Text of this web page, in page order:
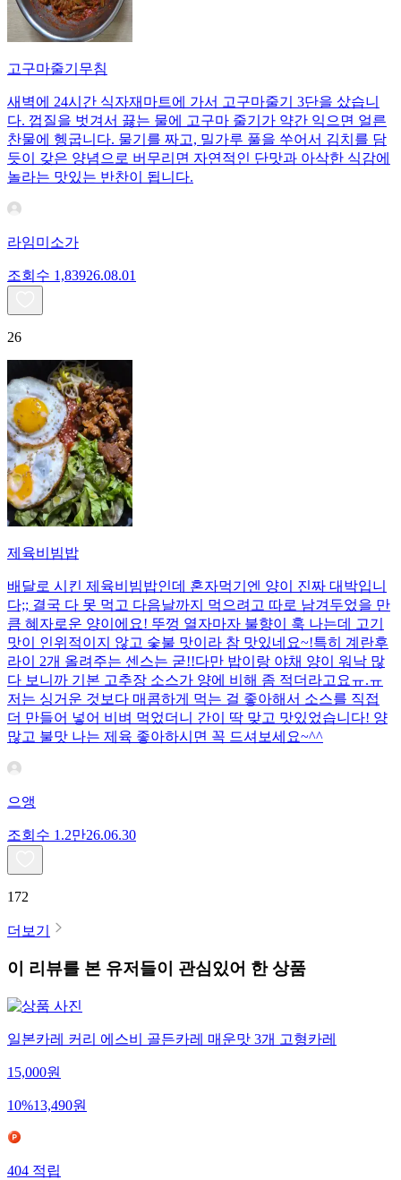
고구마줄기무침
새벽에 24시간 식자재마트에 가서 고구마줄기 3단을 샀습니
다. 껍질을 벗겨서 끓는 물에 고구마 줄기가 약간 익으면 얼른
찬물에 헹굽니다. 물기를 짜고, 밀가루 풀을 쑤어서 김치를 담
듯이 갖은 양념으로 버무리면 자연적인 단맛과 아삭한 식감에
놀라는 맛있는 반찬이 됩니다.
라임미소가
조회수 1,83926.08.01
26
제육비빔밥
배달로 시킨 제육비빔밥인데 혼자먹기엔 양이 진짜 대박입니
다;; 결국 다 못 먹고 다음날까지 먹으려고 따로 남겨두었을 만
큼 혜자로운 양이에요! 뚜껑 열자마자 불향이 훅 나는데 고기
맛이 인위적이지 않고 숯불 맛이라 참 맛있네요~!특히 계란후
라이 2개 올려주는 센스는 굳!! ​다만 밥이랑 야채 양이 워낙 많
다 보니까 기본 고추장 소스가 양에 비해 좀 적더라고요ㅠ.ㅠ
저는 싱거운 것보다 매콤하게 먹는 걸 좋아해서 소스를 직접
더 만들어 넣어 비벼 먹었더니 간이 딱 맞고 맛있었습니다! 양
많고 불맛 나는 제육 좋아하시면 꼭 드셔보세요~^^
으앵
조회수 1.2만26.06.30
172
더보기
이 리뷰를 본 유저들이 관심있어 한 상품
일본카레 커리 에스비 골든카레 매운맛 3개 고형카레
15,000원
10%13,490원
404 적립